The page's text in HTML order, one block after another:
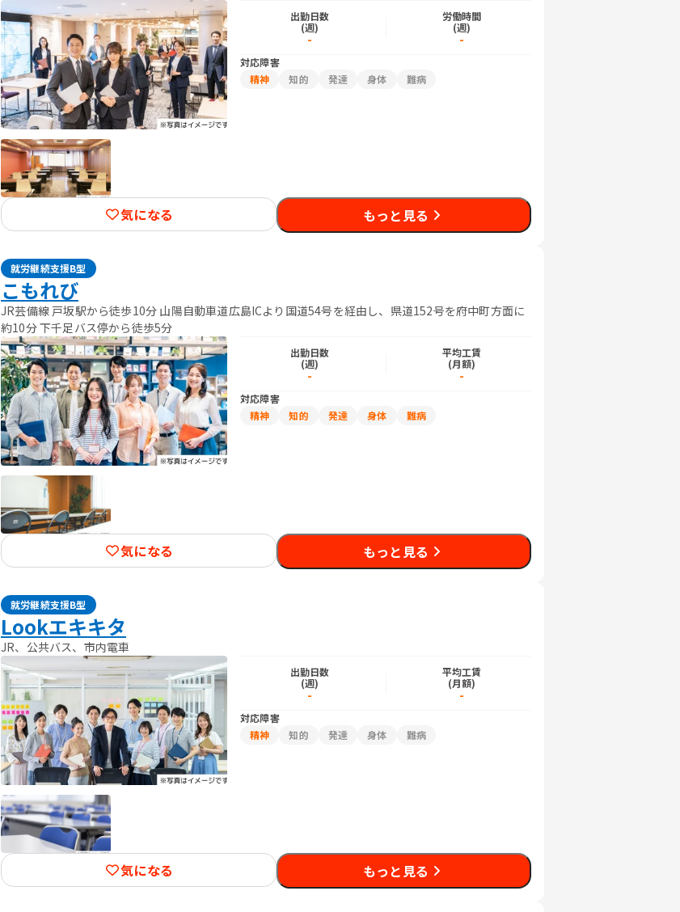
出勤日数
(週)
-
労働時間
(週)
-
対応障害
精神
知的 発達 身体 難病
気になる もっと見る
就労継続支援B型
こもれび
JR芸備線 戸坂駅から徒歩10分 山陽自動車道広島ICより国道54号を経由し、県道152号を府中町方面に
約10分 下千足バス停から徒歩5分
出勤日数
(週)
-
平均工賃
(月額)
-
対応障害
精神
知的 発達 身体 難病
気になる もっと見る
就労継続支援B型
Lookエキキタ
JR、公共バス、市内電車
出勤日数
(週)
-
平均工賃
(月額)
-
対応障害
精神
知的 発達 身体 難病
気になる もっと見る